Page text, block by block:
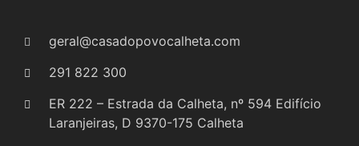
geral@casadopovocalheta.com
291 822 300
ER 222 – Estrada da Calheta, nº 594 Edifício
Laranjeiras, D 9370-175 Calheta